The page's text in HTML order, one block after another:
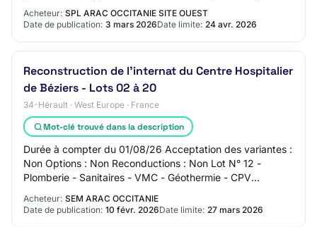
Acheteur: SPL ARAC OCCITANIE SITE OUEST
Date de publication: 3 mars 2026Date limite: 24 avr. 2026
Reconstruction de l'internat du Centre Hospitalier
de Béziers - Lots 02 à 20
34-Hérault · West Europe · France
Mot-clé trouvé dans la description
Durée à compter du 01/08/26 Acceptation des variantes :
Non Options : Non Reconductions : Non Lot N° 12 -
Plomberie - Sanitaires - VMC - Géothermie - CPV
Acheteur: SEM ARAC OCCITANIE
Date de publication: 10 févr. 2026Date limite: 27 mars 2026